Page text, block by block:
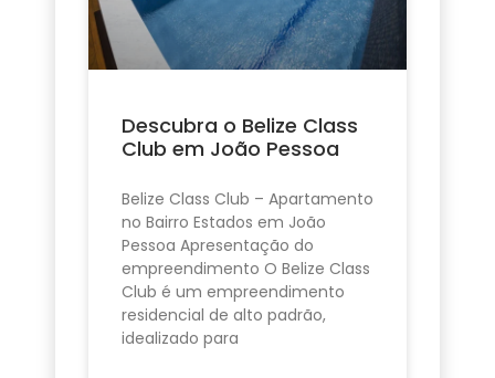
Descubra o Belize Class
Club em João Pessoa
Belize Class Club – Apartamento
no Bairro Estados em João
Pessoa Apresentação do
empreendimento O Belize Class
Club é um empreendimento
residencial de alto padrão,
idealizado para